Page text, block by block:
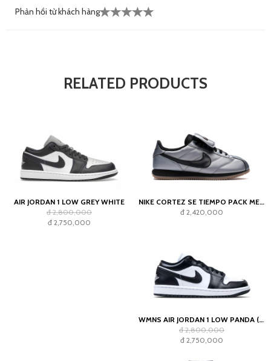
Phản hồi từ khách hàng
RELATED PRODUCTS
AIR JORDAN 1 LOW GREY WHITE
đ 2,800,000
đ 2,750,000
NIKE CORTEZ SE TIEMPO PACK METALLIC COOL GREY
đ 2,420,000
WMNS AIR JORDAN 1 LOW PANDA (2023)
đ 2,800,000
đ 2,750,000